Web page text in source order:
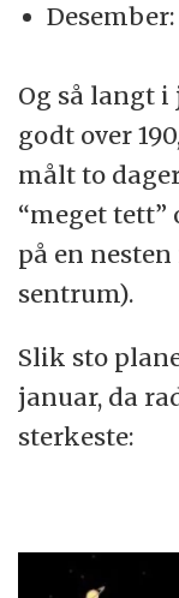
Og så langt
godt over
målt to
“meget tett”
på en
sentrum).
Slik sto
januar, da
sterkeste: